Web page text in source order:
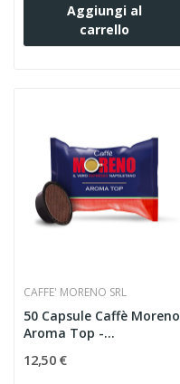
Aggiungi al
carrello
CAFFE' MORENO SRL
50 Capsule Caffè Moreno
Aroma Top -
12,50 €